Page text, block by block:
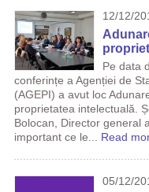
12/12/
Pe data
conferințe a Agenției de
(AGEPI) a avut loc
proprietatea intelectuală.
Bolocan, Director general
important ce le... Read
05/12/